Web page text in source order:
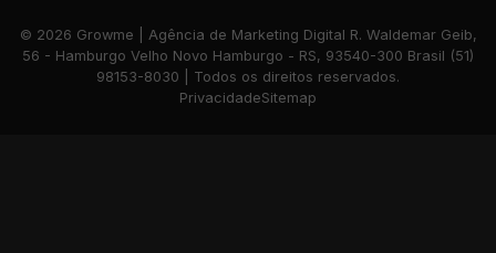
© 2026 Growme | Agência de Marketing Digital R. Waldemar Geib,
56 - Hamburgo Velho Novo Hamburgo - RS, 93540-300 Brasil (51)
98153-8030 | Todos os direitos reservados.
PrivacidadeSitemap